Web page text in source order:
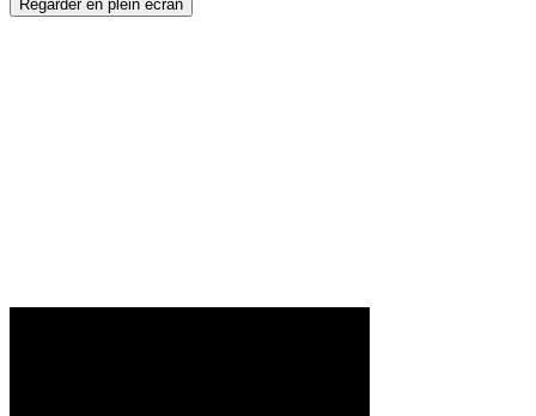
Regarder en plein écran